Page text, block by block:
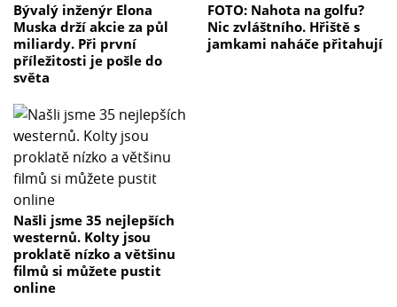
Bývalý inženýr Elona
Muska drží akcie za půl
miliardy. Při první
příležitosti je pošle do
světa
FOTO: Nahota na golfu?
Nic zvláštního. Hřiště s
jamkami naháče přitahují
Našli jsme 35 nejlepších
westernů. Kolty jsou
proklatě nízko a většinu
filmů si můžete pustit
online